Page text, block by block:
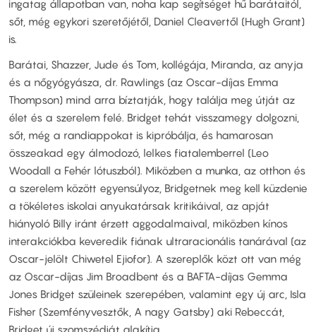
ingatag állapotban van, noha kap segítséget hű barátaitól,
sőt, még egykori szeretőjétől, Daniel Cleavertől (Hugh Grant)
is.
Barátai, Shazzer, Jude és Tom, kollégája, Miranda, az anyja
és a nőgyógyásza, dr. Rawlings (az Oscar-díjas Emma
Thompson) mind arra bíztatják, hogy találja meg útját az
élet és a szerelem felé. Bridget tehát visszamegy dolgozni,
sőt, még a randiappokat is kipróbálja, és hamarosan
összeakad egy álmodozó, lelkes fiatalemberrel (Leo
Woodall a Fehér lótuszból). Miközben a munka, az otthon és
a szerelem között egyensúlyoz, Bridgetnek meg kell küzdenie
a tökéletes iskolai anyukatársak kritikáival, az apját
hiányoló Billy iránt érzett aggodalmaival, miközben kínos
interakciókba keveredik fiának ultraracionális tanárával (az
Oscar-jelölt Chiwetel Ejiofor). A szereplők közt ott van még
az Oscar-díjas Jim Broadbent és a BAFTA-díjas Gemma
Jones Bridget szüleinek szerepében, valamint egy új arc, Isla
Fisher (Szemfényvesztők, A nagy Gatsby) aki Rebeccát,
Bridget új szomszédját alakítja.